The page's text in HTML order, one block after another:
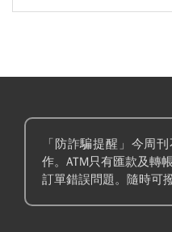
「防詐騙提醒」今周
作。ATM只有匯款及轉
訂單錯誤問題。隨時可